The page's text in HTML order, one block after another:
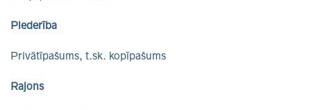
Piederība
Privātīpašums, t.sk. kopīpašums
Rajons